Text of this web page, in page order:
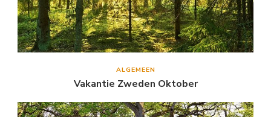
ALGEMEEN
Vakantie Zweden Oktober